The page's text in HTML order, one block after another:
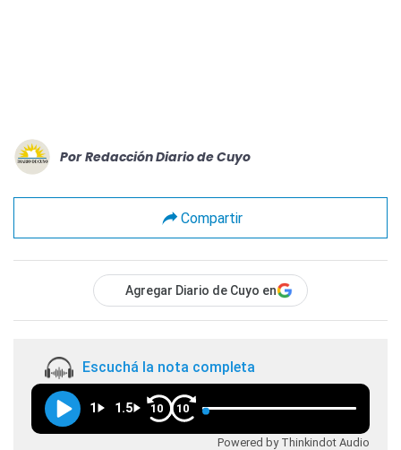
Por Redacción Diario de Cuyo
Compartir
Agregar Diario de Cuyo en
Escuchá la nota completa
1 1.5 10 10
Powered by Thinkindot Audio